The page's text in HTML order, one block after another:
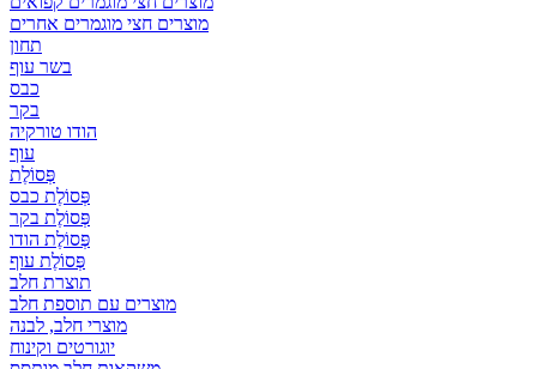
מוצרים חצי מוגמרים אחרים
תחון
בשר עוף
כבס
בקר
הודו טורקיה
עוף
פְּסוֹלֶת
פְּסוֹלֶת כבס
פְּסוֹלֶת בקר
פְּסוֹלֶת הודו
פְּסוֹלֶת עוף
תוצרת חלב
מוצרים עם תוספת חלב
מוצרי חלב, לבנה
יוגורטים וקינוח